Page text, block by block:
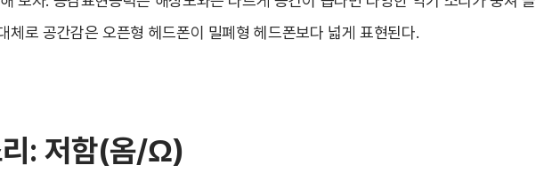
체로 공간감은 오픈형 헤드폰이 밀폐형 헤드폰보다 넓게 표현된다.
리: 저함(옴/Ω)